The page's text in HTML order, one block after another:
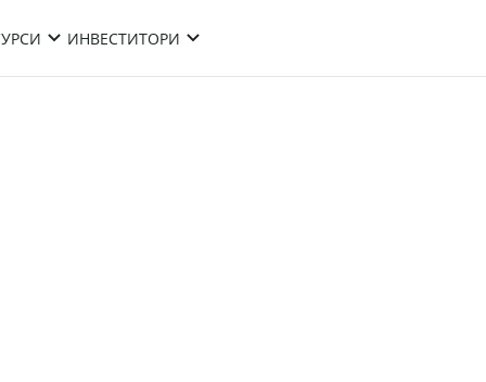
ИНВЕСТИТОРИ